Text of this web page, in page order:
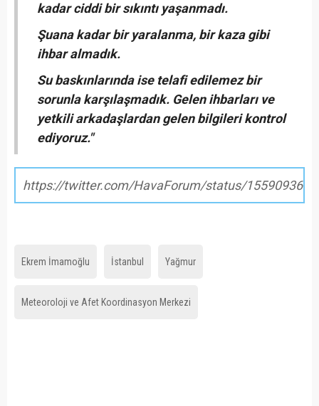
kadar ciddi bir sıkıntı yaşanmadı.
Şuana kadar bir yaralanma, bir kaza gibi
ihbar almadık.
Su baskınlarında ise telafi edilemez bir
sorunla karşılaşmadık. Gelen ihbarları ve
yetkili arkadaşlardan gelen bilgileri kontrol
ediyoruz."
https://twitter.com/HavaForum/status/
Ekrem İmamoğlu İstanbul Yağmur
Meteoroloji ve Afet Koordinasyon Merkezi